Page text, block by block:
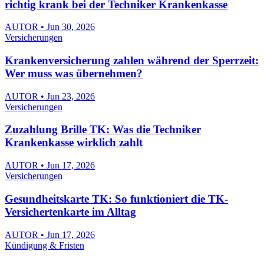
richtig krank bei der Techniker Krankenkasse
AUTOR • Jun 30, 2026
Versicherungen
Krankenversicherung zahlen während der Sperrzeit:
Wer muss was übernehmen?
AUTOR • Jun 23, 2026
Versicherungen
Zuzahlung Brille TK: Was die Techniker
Krankenkasse wirklich zahlt
AUTOR • Jun 17, 2026
Versicherungen
Gesundheitskarte TK: So funktioniert die TK-
Versichertenkarte im Alltag
AUTOR • Jun 17, 2026
Kündigung & Fristen